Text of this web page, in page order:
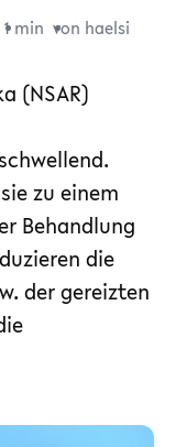
1 min von haelsi
(NSAR)
zu einem
Behandlung
die
der gereizten